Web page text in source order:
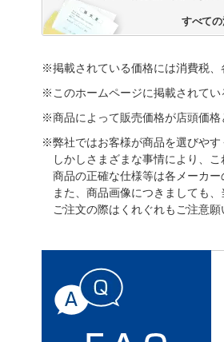
すべて
※掲載されている価格には消費税、
※このホームページに掲載されてい
※商品によって販売価格が店頭価格
※弊社ではお客様が商品を選びやす
しかしさまざまな事情により、
商品の正確な仕様等は各メーカ
また、商品画像につきましても
ご注文の際はくれぐれもご注意